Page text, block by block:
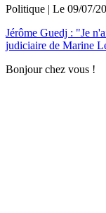
Politique | Le 09/07/
Jérôme Guedj : "Je
judiciaire de Marine
Bonjour chez vous !